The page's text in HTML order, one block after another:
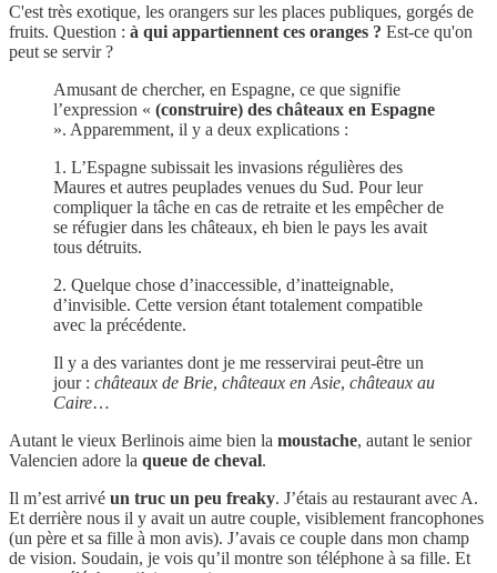
C'est très exotique, les orangers sur les places publiques, gorgés de
fruits. Question : à qui appartiennent ces oranges ? Est-ce qu'on
peut se servir ?
Amusant de chercher, en Espagne, ce que signifie
l’expression « (construire) des châteaux en Espagne
». Apparemment, il y a deux explications :
1. L’Espagne subissait les invasions régulières des
Maures et autres peuplades venues du Sud. Pour leur
compliquer la tâche en cas de retraite et les empêcher de
se réfugier dans les châteaux, eh bien le pays les avait
tous détruits.
2. Quelque chose d’inaccessible, d’inatteignable,
d’invisible. Cette version étant totalement compatible
avec la précédente.
Il y a des variantes dont je me resservirai peut-être un
jour : châteaux de Brie, châteaux en Asie, châteaux au
Caire…
Autant le vieux Berlinois aime bien la moustache, autant le senior
Valencien adore la queue de cheval.
Il m’est arrivé un truc un peu freaky. J’étais au restaurant avec A.
Et derrière nous il y avait un autre couple, visiblement francophones
(un père et sa fille à mon avis). J’avais ce couple dans mon champ
de vision. Soudain, je vois qu’il montre son téléphone à sa fille. Et